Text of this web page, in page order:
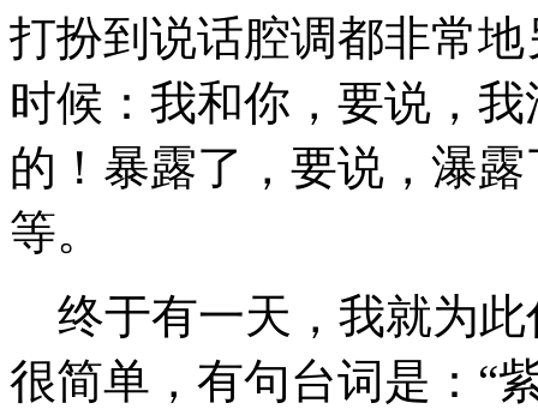
打扮到说话腔调都非常
时候：我和你，要说，
的！暴露了，要说，瀑
等。
终于有一天，我就为此
很简单，有句台词是：“